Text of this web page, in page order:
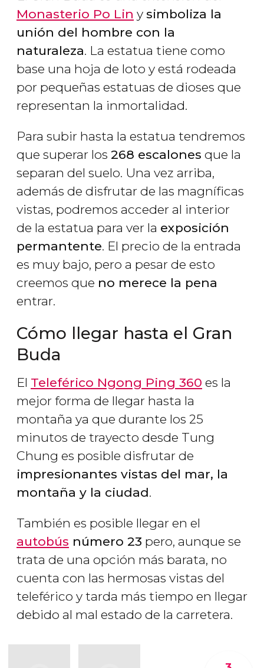
Monasterio Po Lin y simboliza la
unión del hombre con la
naturaleza. La estatua tiene como
base una hoja de loto y está rodeada
por pequeñas estatuas de dioses que
representan la inmortalidad.
Para subir hasta la estatua tendremos
que superar los 268 escalones que la
separan del suelo. Una vez arriba,
además de disfrutar de las magníficas
vistas, podremos acceder al interior
de la estatua para ver la exposición
permantente. El precio de la entrada
es muy bajo, pero a pesar de esto
creemos que no merece la pena
entrar.
Cómo llegar hasta el Gran
Buda
El Teleférico Ngong Ping 360 es la
mejor forma de llegar hasta la
montaña ya que durante los 25
minutos de trayecto desde Tung
Chung es posible disfrutar de
impresionantes vistas del mar, la
montaña y la ciudad.
También es posible llegar en el
autobús número 23 pero, aunque se
trata de una opción más barata, no
cuenta con las hermosas vistas del
teleférico y tarda más tiempo en llegar
debido al mal estado de la carretera.